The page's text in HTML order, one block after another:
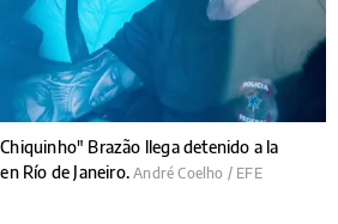
Brazão llega detenido a la
Río de Janeiro.André Coelho / EFE